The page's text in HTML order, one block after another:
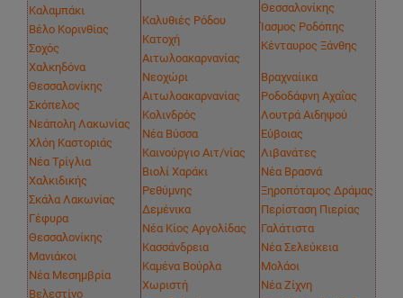
Καλαμπάκι
Βέλο Κορινθίας
Σοχός
Χαλκηδόνα
Θεσσαλονίκης
Σκόπελος
Νεάπολη Λακωνίας
Χλόη Καστοριάς
Νέα Τρίγλια
Χαλκιδικής
Σκάλα Λακωνίας
Γέφυρα
Θεσσαλονίκης
Μανιάκοι
Νέα Μεσημβρία
Βελεστίνο
Καλυθιές Ρόδου
Κατοχή
Αιτωλοακαρνανίας
Νεοχώρι
Αιτωλοακαρνανίας
Κολινδρός
Νέα Βύσσα
Καινούργιο Αιτ/νίας
Βιολί Χαράκι
Ρεθύμνης
Δεμένικα
Νέα Κίος Αργολίδας
Κασσάνδρεια
Καμένα Βούρλα
Χωριστή
Θεσσαλονίκης
Ίασμος Ροδόπης
Κένταυρος Ξάνθης
Βραχναίικα
Ροδοδάφνη Αχαΐας
Λουτρά Αιδηψού
Εύβοιας
Λιβανάτες
Νέα Βρασνά
Ξηροπόταμος Δράμας
Περίσταση Πιερίας
Γαλάτιστα
Νέα Σελεύκεια
Μολάοι
Νέα Ζίχνη